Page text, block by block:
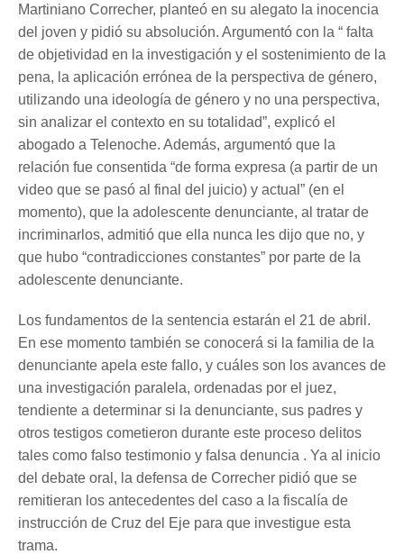
Martiniano Correcher, planteó en su alegato la inocencia
del joven y pidió su absolución. Argumentó con la “ falta
de objetividad en la investigación y el sostenimiento de la
pena, la aplicación errónea de la perspectiva de género,
utilizando una ideología de género y no una perspectiva,
sin analizar el contexto en su totalidad”, explicó el
abogado a Telenoche. Además, argumentó que la
relación fue consentida “de forma expresa (a partir de un
video que se pasó al final del juicio) y actual” (en el
momento), que la adolescente denunciante, al tratar de
incriminarlos, admitió que ella nunca les dijo que no, y
que hubo “contradicciones constantes” por parte de la
adolescente denunciante.
Los fundamentos de la sentencia estarán el 21 de abril.
En ese momento también se conocerá si la familia de la
denunciante apela este fallo, y cuáles son los avances de
una investigación paralela, ordenadas por el juez,
tendiente a determinar si la denunciante, sus padres y
otros testigos cometieron durante este proceso delitos
tales como falso testimonio y falsa denuncia . Ya al inicio
del debate oral, la defensa de Correcher pidió que se
remitieran los antecedentes del caso a la fiscalía de
instrucción de Cruz del Eje para que investigue esta
trama.